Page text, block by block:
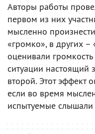
Авторы работы
первом из них
мысленно
«громко», в других –
оценивали
ситуации настоящий
второй. Этот эффект
если во время
испытуемые